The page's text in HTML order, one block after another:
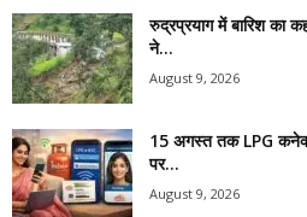
रुद्रप्रयाग में बारिश का
ने...
August 9, 2026
15 अगस्त तक LPG
पर...
August 9, 2026